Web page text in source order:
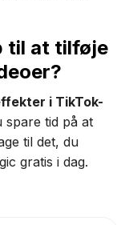
til at tilføje
i TikTok-
spare tid på at
til det, du
gratis i dag.